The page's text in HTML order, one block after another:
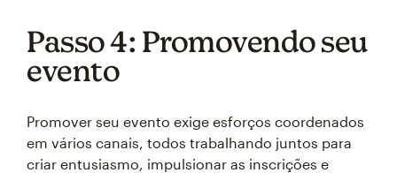
Passo 4: Promovendo seu
evento
Promover seu evento exige esforços coordenados
em vários canais, todos trabalhando juntos para
criar entusiasmo, impulsionar as inscrições e